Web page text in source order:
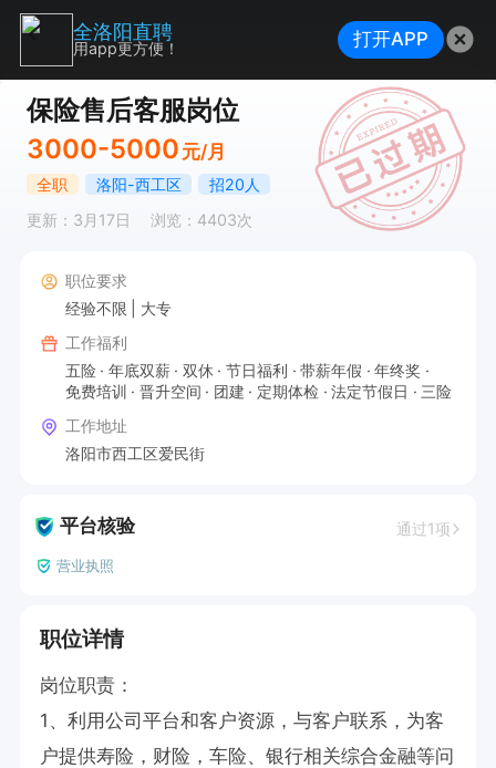
保险售后客服岗位
3000-5000 元/月
全职 洛阳-西工区
招20人
更新：3月17日
浏览：4403次
职位要求
经验不限
大专
工作福利
五险
年底双薪 双休 节日福利 带薪年假
年终奖
免费培训
晋升空间 团建 定期体检 法定节假日
三险
工作地址
洛阳市西工区爱民街
平台核验 通过1项
营业执照
职位详情
岗位职责：
1、利用公司平台和客户资源，与客户联系，为客
户提供寿险，财险，车险、银行相关综合金融等问
全洛阳直聘
用app更方便！ 打开APP